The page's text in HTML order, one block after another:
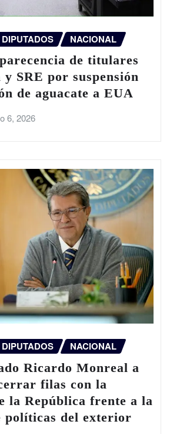
DIPUTADOS NACIONAL
de titulares
y SRE por suspensión
de aguacate a EUA
6, 2026
DIPUTADOS NACIONAL
Ricardo Monreal a
filas con la
la República frente a la
políticas del exterior